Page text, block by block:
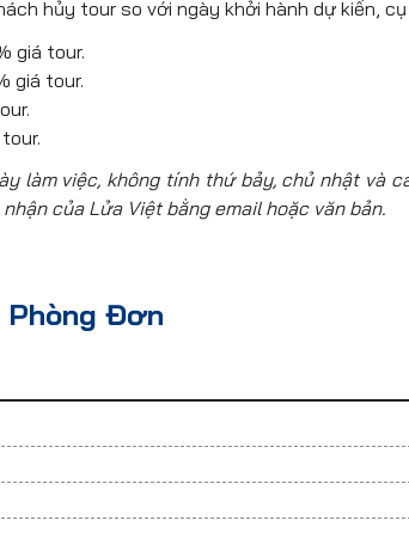
hủy tour so với ngày khởi hành dự kiến,
giá tour.
giá tour.
làm việc, không tính thứ bảy, chủ nhật và
của Lửa Việt bằng email hoặc văn bản.
Phòng Đơn